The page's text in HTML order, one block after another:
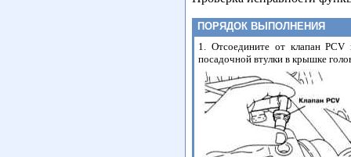
ПОРЯДОК ВЫПОЛНЕНИЯ
1. Отсоедините от клапан PCV
посадочной втулки в крышке